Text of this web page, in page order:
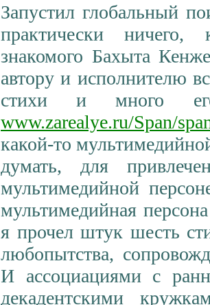
Запустил глобальный
практически ничего,
знакомого Бахыта
автору и исполнителю
стихи и много
www.zarealye.ru/Span/
какой-то
думать, для
мультимедийной
мультимедийная
я прочел штук шесть
любопытства,
И ассоциациями с
декадентскими